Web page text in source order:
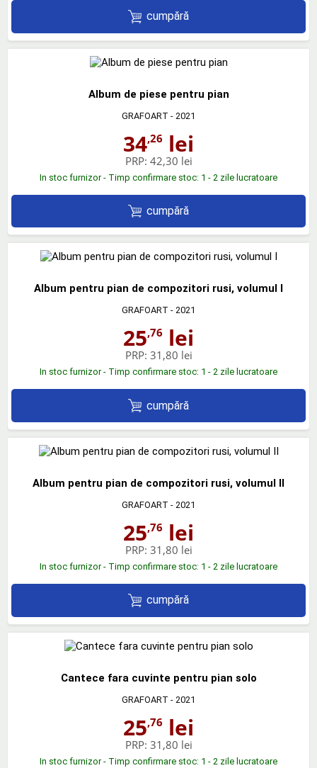
cumpără
Album de piese pentru pian
GRAFOART - 2021
34,26 lei
PRP: 42,30 lei
In stoc furnizor - Timp confirmare stoc: 1 - 2 zile lucratoare
cumpără
Album pentru pian de compozitori rusi, volumul I
GRAFOART - 2021
25,76 lei
PRP: 31,80 lei
In stoc furnizor - Timp confirmare stoc: 1 - 2 zile lucratoare
cumpără
Album pentru pian de compozitori rusi, volumul II
GRAFOART - 2021
25,76 lei
PRP: 31,80 lei
In stoc furnizor - Timp confirmare stoc: 1 - 2 zile lucratoare
cumpără
Cantece fara cuvinte pentru pian solo
GRAFOART - 2021
25,76 lei
PRP: 31,80 lei
In stoc furnizor - Timp confirmare stoc: 1 - 2 zile lucratoare